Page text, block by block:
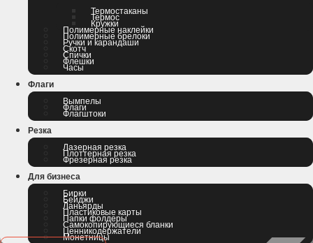
Термостаканы
Термос
Кружки
Полимерные наклейки
Полимерные брелоки
Ручки и карандаши
Скотч
Спички
Флешки
Часы
Флаги
Вымпелы
Флаги
Флагштоки
Резка
Лазерная резка
Плоттерная резка
Фрезерная резка
Для бизнеса
Бирки
Бейджи
Ланьярды
Пластиковые карты
Папки фолдеры
Самокопирующиеся бланки
Ценникодержатели
Монетницы